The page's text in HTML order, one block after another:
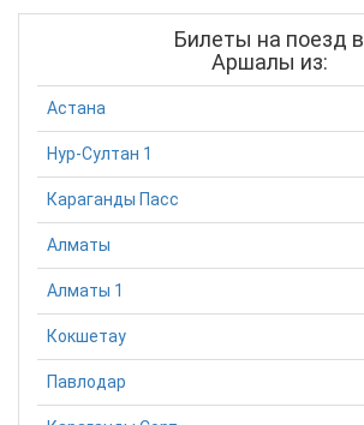
Билеты на поезд в
Аршалы из:
Астана
Нур-Султан 1
Караганды Пасс
Алматы
Алматы 1
Кокшетау
Павлодар